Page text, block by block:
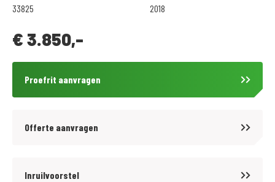
33825
2018
€ 3.850,-
Proefrit aanvragen
Offerte aanvragen
Inruilvoorstel